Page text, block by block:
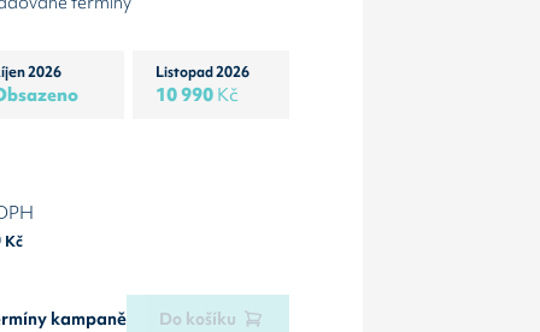
2026 Listopad 2026
10 990Kč
Kč
kampaně Do košíku